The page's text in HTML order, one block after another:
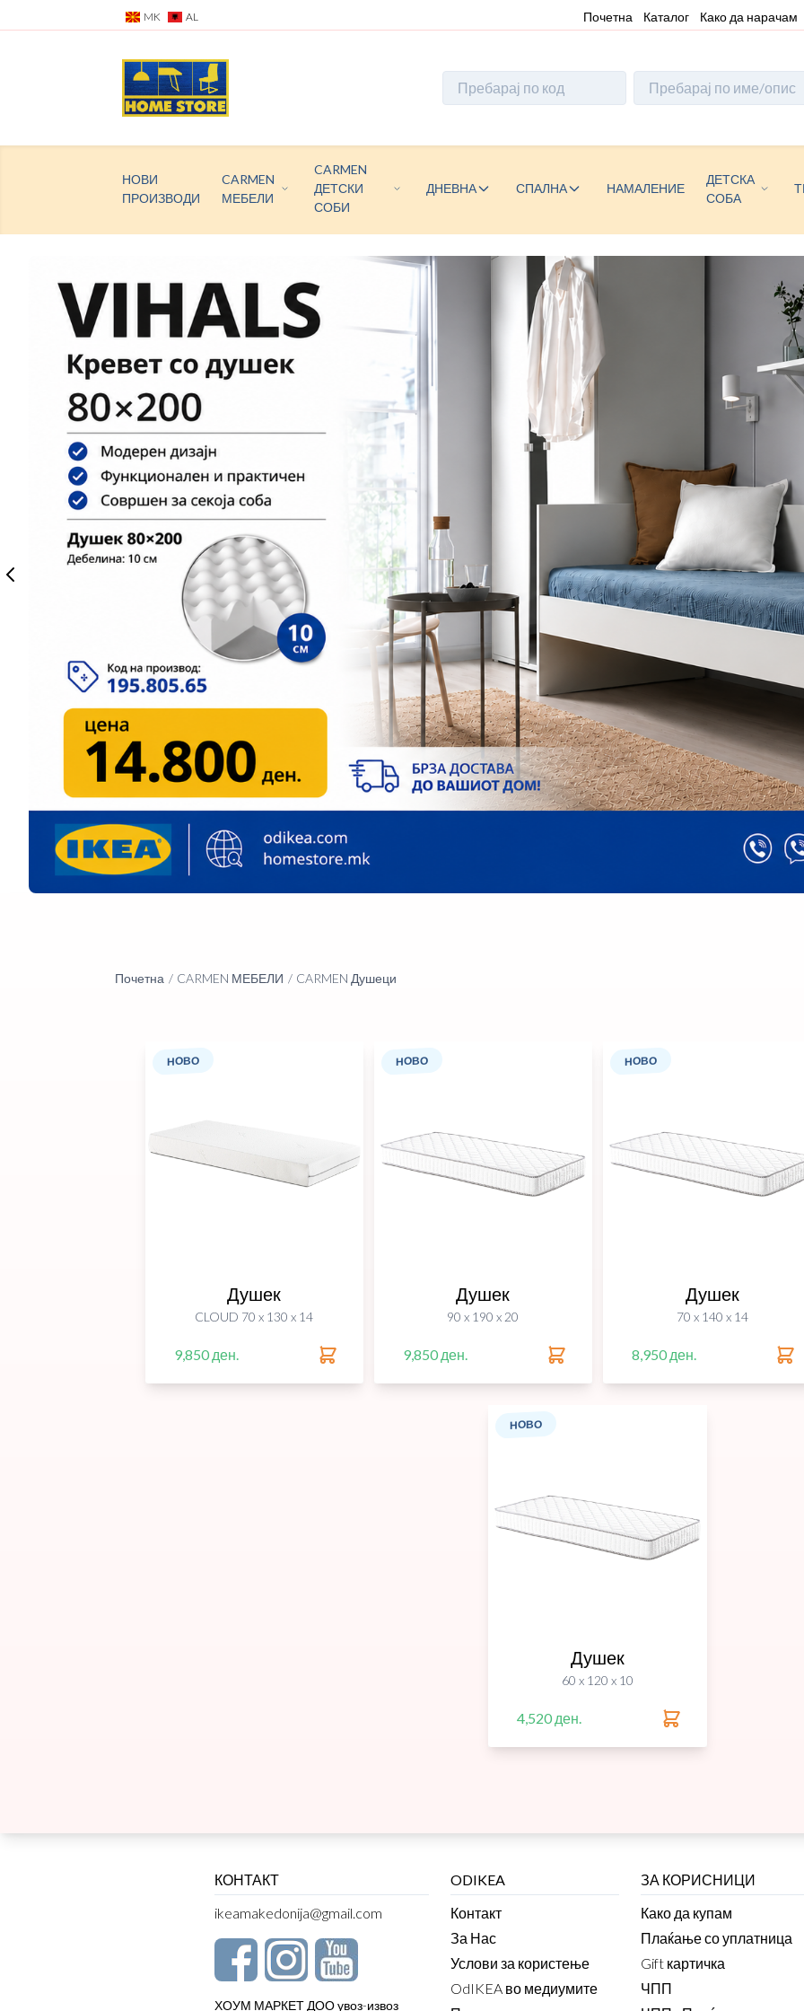
MK AL Почетна Каталог Како да нарачам
НОВИ
ПРОИЗВОДИ
CARMEN
МЕБЕЛИ
CARMEN
ДЕТСКИ
СОБИ
ДНЕВНА СПАЛНА НАМАЛЕНИЕ
ДЕТСКА
СОБА
Почетна CARMEN МЕБЕЛИ CARMEN Душеци
НОВО
Душек
CLOUD 70 x 130 x 14
9,850 ден.
НОВО
Душек
90 x 190 x 20
9,850 ден.
НОВО
Душек
70 x 140 x 14
8,950 ден.
НОВО
Душек
60 x 120 x 10
4,520 ден.
КОНТАКТ
ikeamakedonija@gmail.com
ХОУМ МАРКЕТ ДОО увоз-извоз
ODIKEA
Контакт
За Нас
Услови за користење
OdIKEA во медиумите
ЗА КОРИСНИЦИ
Како да купам
Плаќање со уплатница
Gift картичка
ЧПП